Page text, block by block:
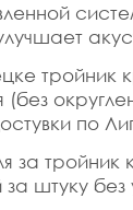
тройник
(без
по
за
штуку